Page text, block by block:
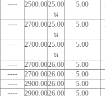
---- 2500.0025.00
น
5.00
---- 2700.0025.00
น
5.00
---- 2700.0025.00
น
5.00
---- 2700.0026.00 5.00
---- 2700.0026.00 5.00
---- 2900.0026.00 5.00
---- 2900.0026.00 5.00